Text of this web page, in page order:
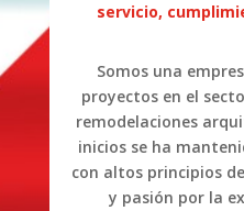
servicio,
Somos una
proyectos en el
remodelaciones
inicios se ha
con altos principios
y pasión por la